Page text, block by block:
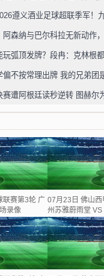
偏不按常理出牌 我的兄弟团
联赛第3轮 广
录像
07月23日 佛山
州苏雅蔚雨堂
场录像